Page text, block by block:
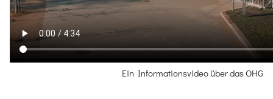
Ein Informationsvideo über das OHG